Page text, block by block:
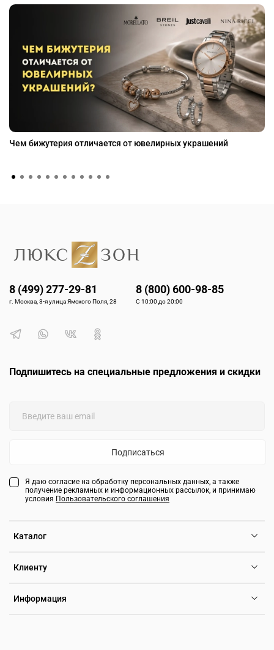
Чем бижутерия отличается от ювелирных украшений
Каталог
Клиенту
Информация
Подпишитесь на специальные предложения и скидки
Подписаться
Я даю согласие на обработку персональных данных, а также
получение рекламных и информационных рассылок, и принимаю
условия Пользовательского соглашения
8 (499) 277-29-81
г. Москва, 3-я улица Ямского Поля, 28
8 (800) 600-98-85
С 10:00 до 20:00